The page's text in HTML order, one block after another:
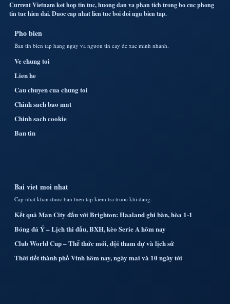
Current Vietnam ket hop tin tuc, huong dan va phan tich trong bo cuc phong
tin tuc hien dai. Duoc cap nhat lien tuc boi doi ngu bien tap.
Pho bien
Ban tin bien tap hang ngay va nguon tin cay de xac minh nhanh.
Ve chung toi
Lien he
Cau chuyen cua chung toi
Chinh sach bao mat
Chinh sach cookie
Ban tin
Bai viet moi nhat
Cap nhat khan duoc ban bien tap kiem tra truoc khi dang.
Kết quả Man City đấu với Brighton: Haaland ghi bàn, hòa 1-1
Bóng đá Ý – Lịch thi đấu, BXH, kèo Serie A hôm nay
Club World Cup – Thể thức mới, đội tham dự và lịch sử
Thời tiết thành phố Vinh hôm nay, ngày mai và 10 ngày tới